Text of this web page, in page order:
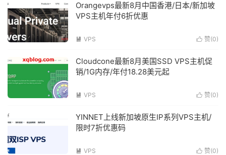
Orangevps最新8月中国香港/日本/新加坡
VPS主机年付6折优惠
 赞(0)
 VPS
Cloudcone最新8月美国SSD VPS主机促
销/1G内存/年付18.28美元起
 赞(0)
 VPS
YINNET上线新加坡原生IP系列VPS主机/
限时7折优惠码
 赞(0)
 VPS